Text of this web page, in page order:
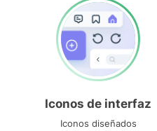
Iconos de interfaz
Iconos diseñados